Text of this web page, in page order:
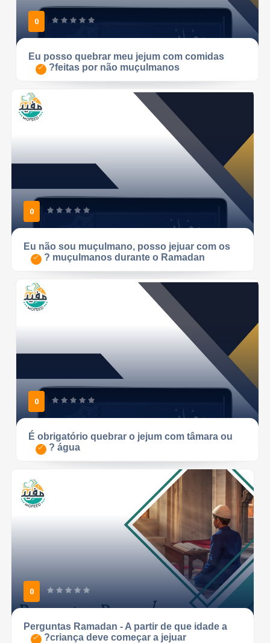
0
Eu posso quebrar meu jejum com comidas
feitas por não muçulmanos?
0
Eu não sou muçulmano, posso jejuar com os
muçulmanos durante o Ramadan ?
0
É obrigatório quebrar o jejum com tâmara ou
água ?
0
Perguntas Ramadan - A partir de que idade a
criança deve começar a jejuar?